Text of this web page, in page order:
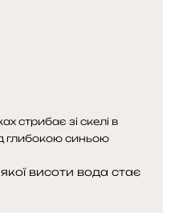
висоти вода стає